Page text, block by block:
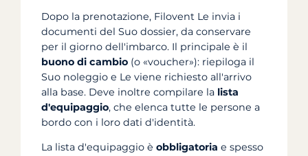
Dopo la prenotazione, Filovent Le invia i
documenti del Suo dossier, da conservare
per il giorno dell'imbarco. Il principale è il
buono di cambio (o «voucher»): riepiloga il
Suo noleggio e Le viene richiesto all'arrivo
alla base. Deve inoltre compilare la lista
d'equipaggio, che elenca tutte le persone a
bordo con i loro dati d'identità.
La lista d'equipaggio è obbligatoria e spesso